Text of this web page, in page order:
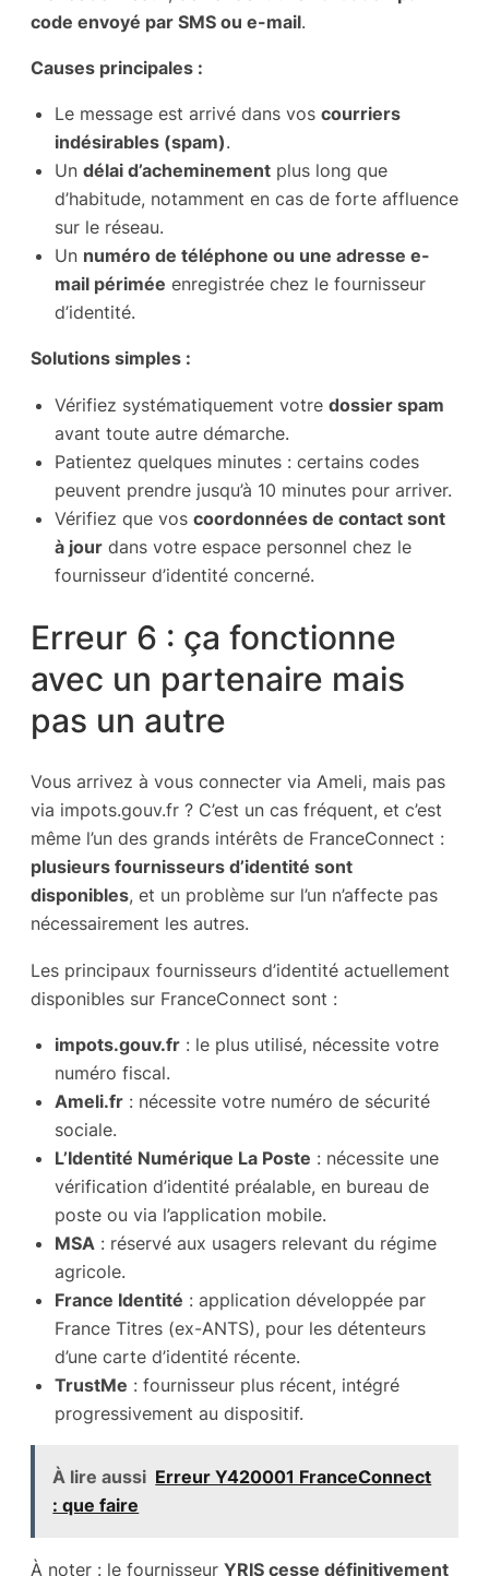
code envoyé par SMS ou e-mail.
Causes principales :
Le message est arrivé dans vos courriers
indésirables (spam).
Un délai d’acheminement plus long que
d’habitude, notamment en cas de forte affluence
sur le réseau.
Un numéro de téléphone ou une adresse e-
mail périmée enregistrée chez le fournisseur
d’identité.
Solutions simples :
Vérifiez systématiquement votre dossier spam
avant toute autre démarche.
Patientez quelques minutes : certains codes
peuvent prendre jusqu’à 10 minutes pour arriver.
Vérifiez que vos coordonnées de contact sont
à jour dans votre espace personnel chez le
fournisseur d’identité concerné.
Erreur 6 : ça fonctionne
avec un partenaire mais
pas un autre
Vous arrivez à vous connecter via Ameli, mais pas
via impots.gouv.fr ? C’est un cas fréquent, et c’est
même l’un des grands intérêts de FranceConnect :
plusieurs fournisseurs d’identité sont
disponibles, et un problème sur l’un n’affecte pas
nécessairement les autres.
Les principaux fournisseurs d’identité actuellement
disponibles sur FranceConnect sont :
impots.gouv.fr : le plus utilisé, nécessite votre
numéro fiscal.
Ameli.fr : nécessite votre numéro de sécurité
sociale.
L’Identité Numérique La Poste : nécessite une
vérification d’identité préalable, en bureau de
poste ou via l’application mobile.
MSA : réservé aux usagers relevant du régime
agricole.
France Identité : application développée par
France Titres (ex-ANTS), pour les détenteurs
d’une carte d’identité récente.
TrustMe : fournisseur plus récent, intégré
progressivement au dispositif.
À lire aussi Erreur Y420001 FranceConnect
: que faire
À noter : le fournisseur YRIS cesse définitivement